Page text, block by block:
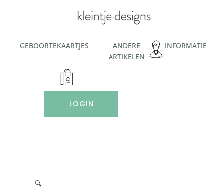
inhoudGEBOORTEKAARTJES
ANDERE
ARTIKELEN
INFORMATIE
LOGIN
🔍